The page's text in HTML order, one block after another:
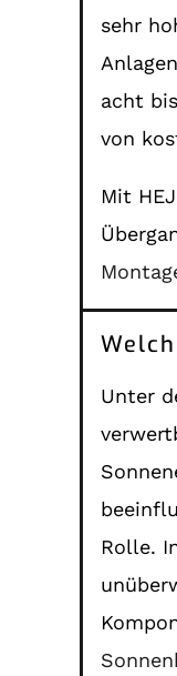
sehr
acht
von
Mit
Unter
Rolle.